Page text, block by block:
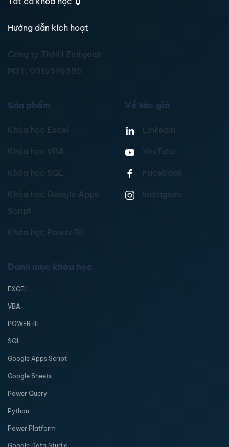
Hướng dẫn kích hoạt
Công ty TNHH Zeitgeist
MST: 0315976395
Sản phẩm
Khóa học Excel
Khóa học VBA
Khóa học SQL
Khóa học Google Apps
Script
Khóa học Power BI
Về tác giả
Linkedin
YouTube
Facebook
Instagram
Danh mục khóa học
EXCEL
VBA
POWER BI
SQL
Google Apps Script
Google Sheets
Power Query
Python
Power Platform